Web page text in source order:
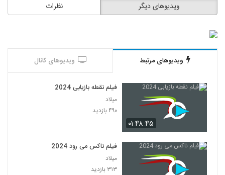
نظرات ویدیوهای دیگر
ویدیوهای مرتبط ویدیوهای کانال
۰۱:۴۸:۴۵
فیلم نقطه بازیابی 2024
میلاد
۴۹۰ بازدید
فیلم ناکس می رود 2024
میلاد
۳۱۳ بازدید